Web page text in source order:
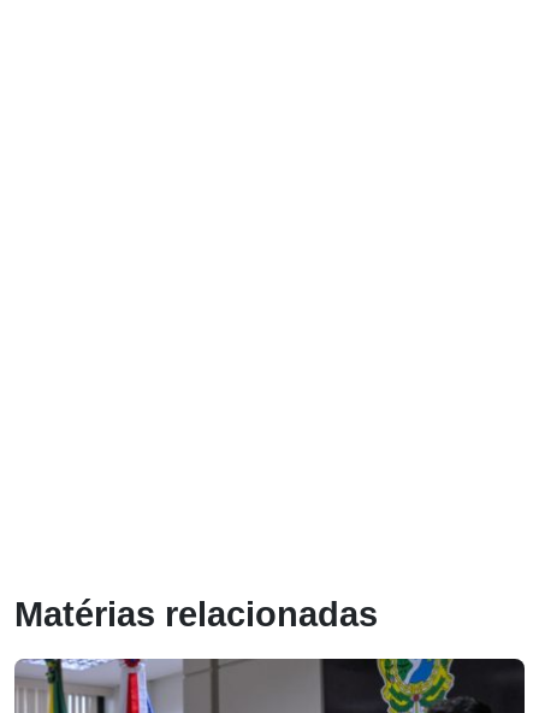
Matérias relacionadas